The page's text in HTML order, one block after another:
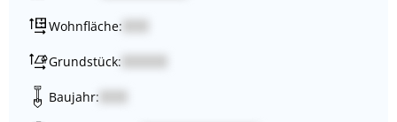
Wohnfläche:
Grundstück:
Baujahr: